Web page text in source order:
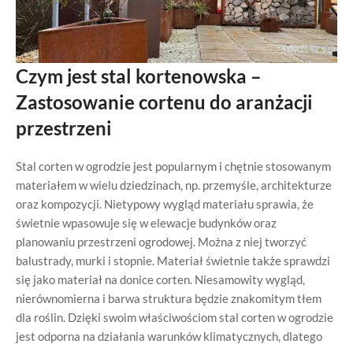
Czym jest stal kortenowska –
Zastosowanie cortenu do aranżacji
przestrzeni
Stal corten w ogrodzie jest popularnym i chętnie stosowanym
materiałem w wielu dziedzinach, np. przemyśle, architekturze
oraz kompozycji. Nietypowy wygląd materiału sprawia, że
świetnie wpasowuje się w elewacje budynków oraz
planowaniu przestrzeni ogrodowej. Można z niej tworzyć
balustrady, murki i stopnie. Materiał świetnie także sprawdzi
się jako materiał na donice corten. Niesamowity wygląd,
nierównomierna i barwa struktura będzie znakomitym tłem
dla roślin. Dzięki swoim właściwościom stal corten w ogrodzie
jest odporna na działania warunków klimatycznych, dlatego